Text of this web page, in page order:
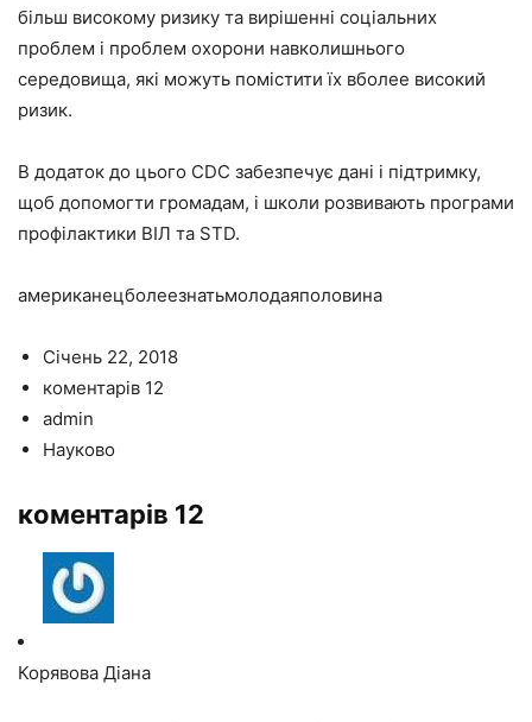
більш високому ризику та вирішенні соціальних
проблем і проблем охорони навколишнього
середовища, які можуть помістити їх вболее високий
ризик.
В додаток до цього CDC забезпечує дані і підтримку,
щоб допомогти громадам, і школи розвивають програми
профілактики ВІЛ та STD.
американецболеезнатьмолодаяполовина
Січень 22, 2018
коментарів 12
admin
Науково
коментарів 12
Корявова Діана